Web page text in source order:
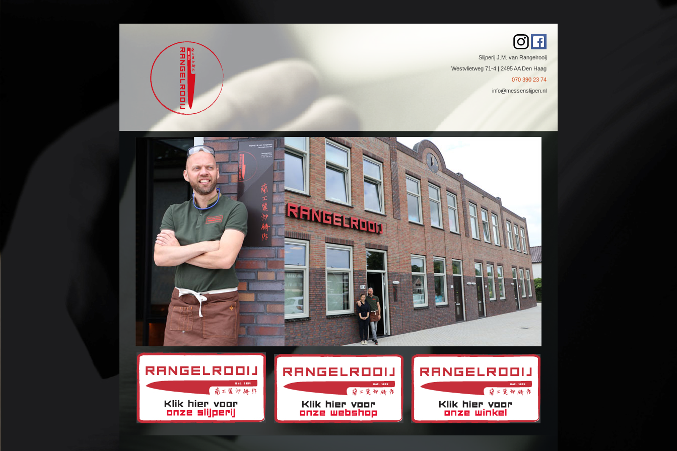
Slijperij J.M. van Rangelrooij
Westvlietweg 71-4 | 2495 AA Den Haag
070 390 23 74
info@messenslijpen.nl